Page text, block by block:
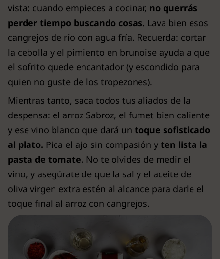
vista: cuando empieces a cocinar, no querrás
perder tiempo buscando cosas. Lava bien esos
cangrejos de río con agua fría. Recuerda: cortar
la cebolla y el pimiento en brunoise ayuda a que
el sofrito quede encantador (y escondido para
quien no guste de los tropezones).
Mientras tanto, saca todos tus aliados de la
despensa: el arroz Sabroz, el fumet bien caliente
y ese vino blanco que dará un toque sofisticado
al plato. Pica el ajo sin compasión y ten lista la
pasta de tomate. No te olvides de medir el
vino, y asegúrate de que la sal y el aceite de
oliva virgen extra estén al alcance para darle el
toque final al arroz con cangrejos.